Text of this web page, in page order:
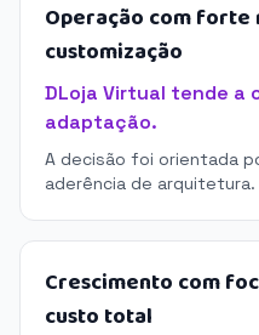
Operação com forte
customização
DLoja Virtual tende a
adaptação.
A decisão foi orientada
aderência de arquitetura.
Crescimento com
custo total